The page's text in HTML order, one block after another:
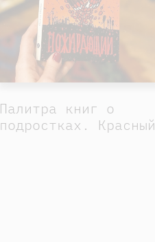
Палитра книг о
подростках. Красный